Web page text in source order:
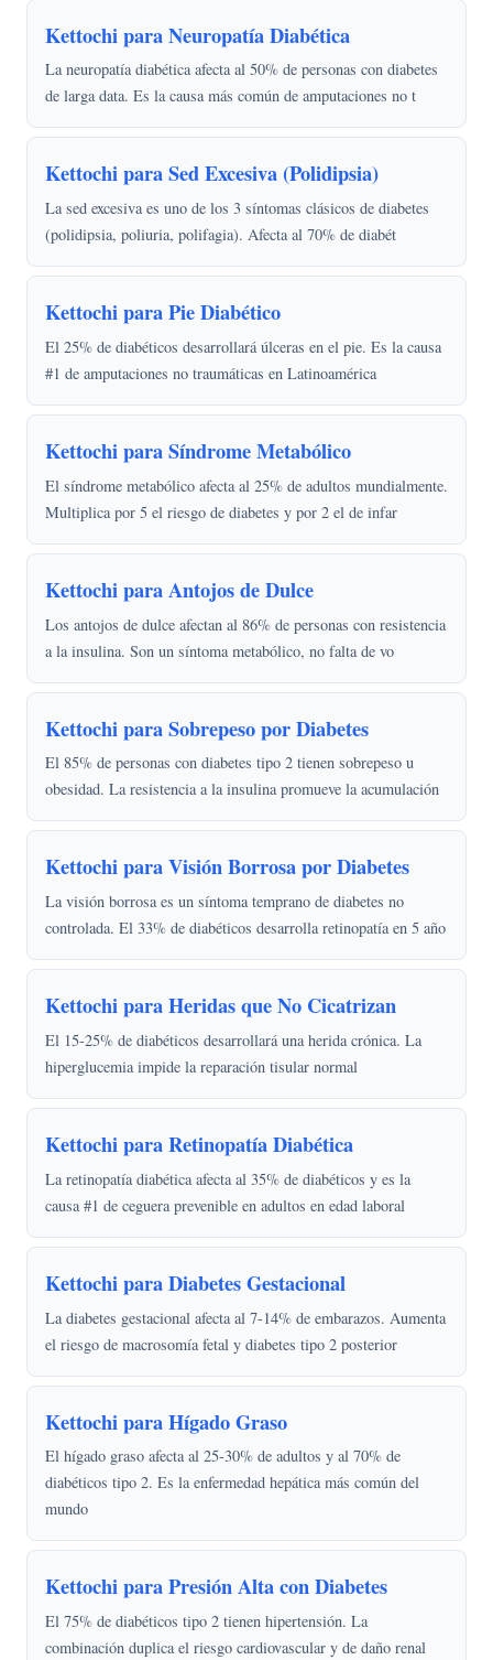
Kettochi para Neuropatía Diabética
La neuropatía diabética afecta al 50% de personas con diabetes
de larga data. Es la causa más común de amputaciones no t
Kettochi para Sed Excesiva (Polidipsia)
La sed excesiva es uno de los 3 síntomas clásicos de diabetes
(polidipsia, poliuria, polifagia). Afecta al 70% de diabét
Kettochi para Pie Diabético
El 25% de diabéticos desarrollará úlceras en el pie. Es la causa
#1 de amputaciones no traumáticas en Latinoamérica
Kettochi para Síndrome Metabólico
El síndrome metabólico afecta al 25% de adultos mundialmente.
Multiplica por 5 el riesgo de diabetes y por 2 el de infar
Kettochi para Antojos de Dulce
Los antojos de dulce afectan al 86% de personas con resistencia
a la insulina. Son un síntoma metabólico, no falta de vo
Kettochi para Sobrepeso por Diabetes
El 85% de personas con diabetes tipo 2 tienen sobrepeso u
obesidad. La resistencia a la insulina promueve la acumulación
Kettochi para Visión Borrosa por Diabetes
La visión borrosa es un síntoma temprano de diabetes no
controlada. El 33% de diabéticos desarrolla retinopatía en 5 año
Kettochi para Heridas que No Cicatrizan
El 15-25% de diabéticos desarrollará una herida crónica. La
hiperglucemia impide la reparación tisular normal
Kettochi para Retinopatía Diabética
La retinopatía diabética afecta al 35% de diabéticos y es la
causa #1 de ceguera prevenible en adultos en edad laboral
Kettochi para Diabetes Gestacional
La diabetes gestacional afecta al 7-14% de embarazos. Aumenta
el riesgo de macrosomía fetal y diabetes tipo 2 posterior
Kettochi para Hígado Graso
El hígado graso afecta al 25-30% de adultos y al 70% de
diabéticos tipo 2. Es la enfermedad hepática más común del
mundo
Kettochi para Presión Alta con Diabetes
El 75% de diabéticos tipo 2 tienen hipertensión. La
combinación duplica el riesgo cardiovascular y de daño renal